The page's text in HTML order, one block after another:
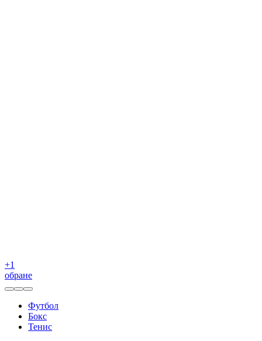
+1
обране
Футбол
Бокс
Тенис